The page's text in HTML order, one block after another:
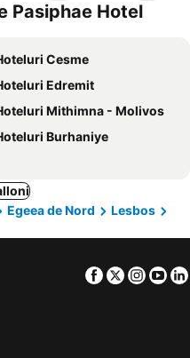
Pasiphae Hotel
Cesme
Edremit
Mithimna - Molivos
Burhaniye
Egeea de Nord
Lesbos
Facebook
Twitter